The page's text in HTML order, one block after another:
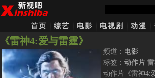
首页 综艺 电影 电视剧 动漫
《雷神4:爱与雷霆》
频道： 电影
标签：动作片
动作片《雷神4: